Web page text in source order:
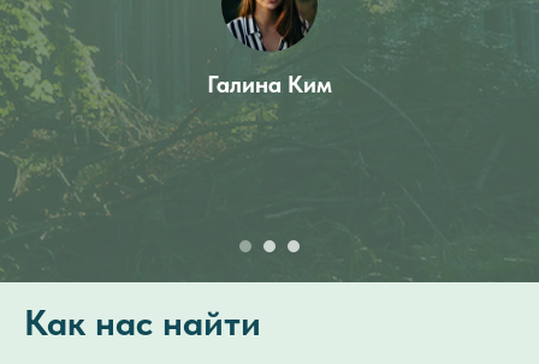
Галина Ким
Как нас найти